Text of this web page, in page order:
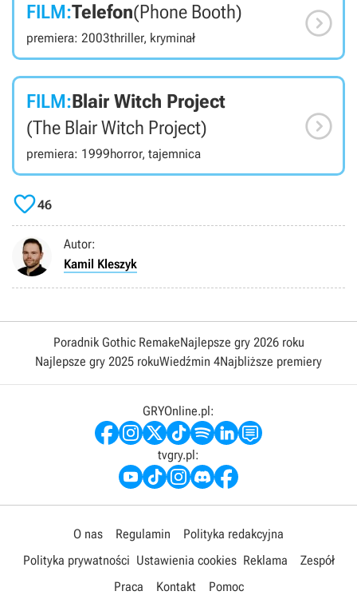
FILM:Telefon(Phone Booth)
premiera: 2003thriller, kryminał 
FILM:Blair Witch Project
(The Blair Witch Project)
premiera: 1999horror, tajemnica

46
Autor:
Kamil Kleszyk
Poradnik Gothic RemakeNajlepsze gry 2026 roku
Najlepsze gry 2025 rokuWiedźmin 4Najbliższe premiery
GRYOnline.pl:
tvgry.pl:
O nas Regulamin
Polityka redakcyjna
Polityka prywatności Ustawienia cookies Reklama
Zespół
Praca
Kontakt Pomoc